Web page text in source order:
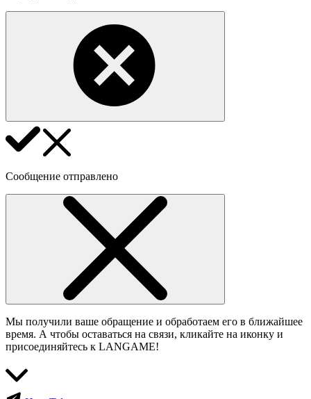
Сообщение отправлено
Мы получили ваше обращение и обработаем его в ближайшее
время. А чтобы оставаться на связи, кликайте на иконку и
присоединяйтесь к LANGAME!